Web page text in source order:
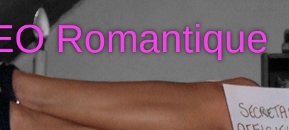
Romantique